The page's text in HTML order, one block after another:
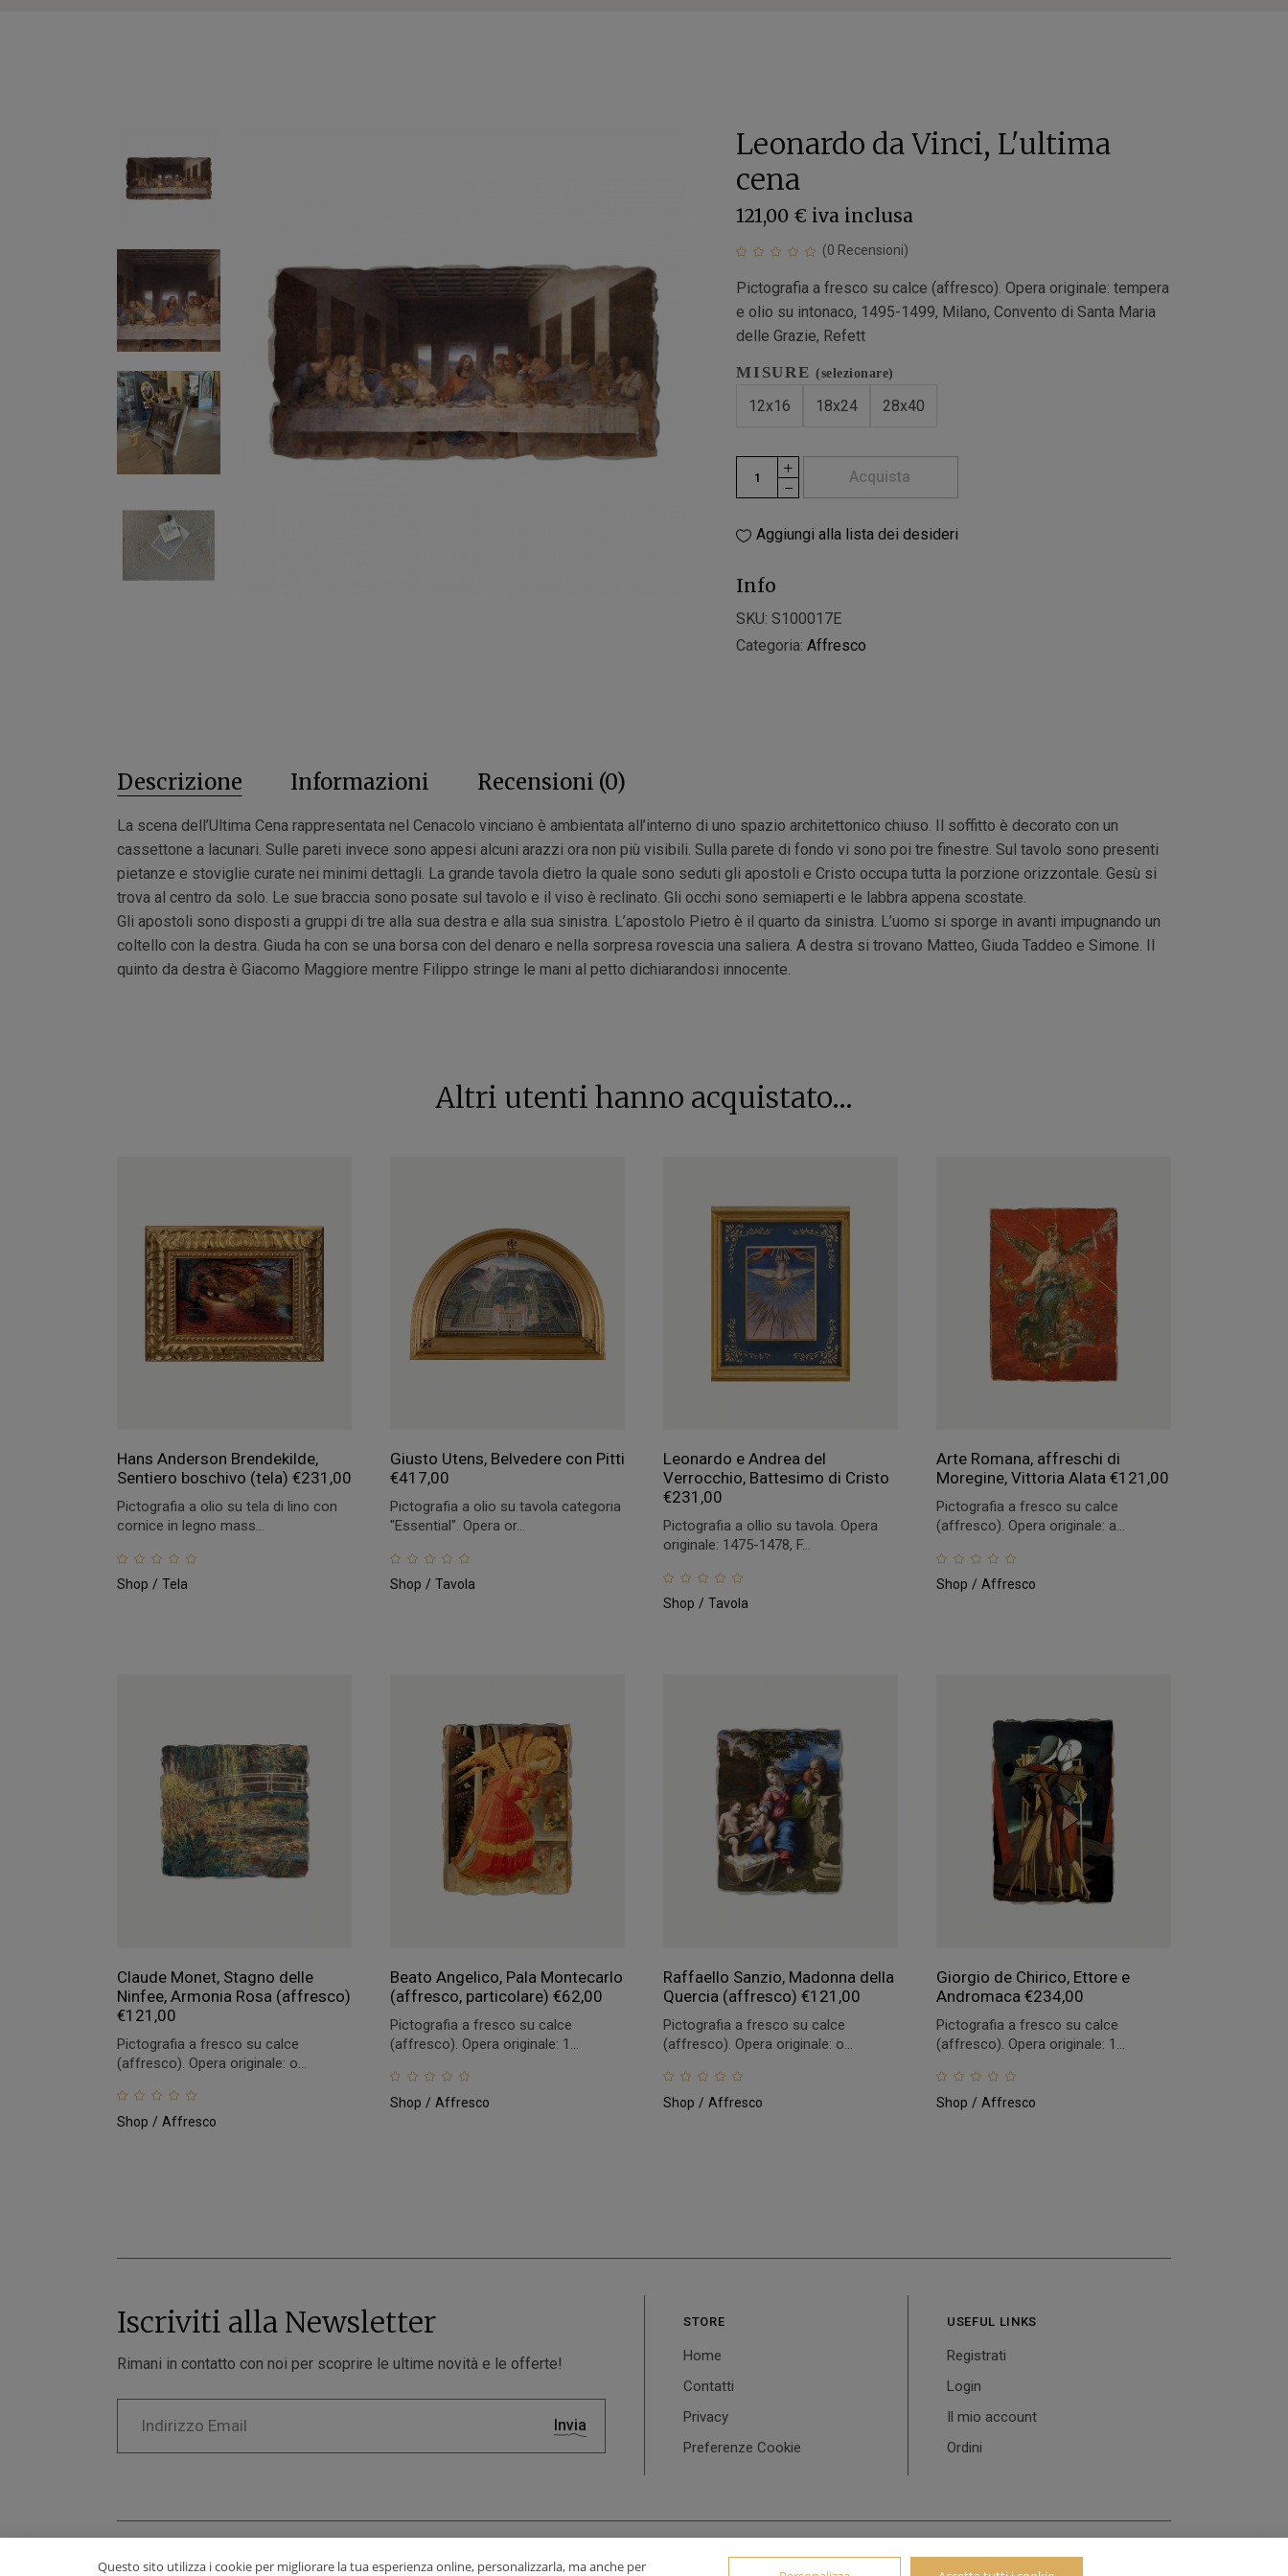
Leonardo da Vinci, L'ultima
cena
121,00 € iva inclusa
(0 Recensioni)
Pictografia a fresco su calce (affresco). Opera originale: tempera
e olio su intonaco, 1495-1499, Milano, Convento di Santa Maria
delle Grazie, Refett
MISURE(selezionare)
12x16 18x24 28x40
Acquista
Aggiungi alla lista dei desideri
Info
SKU:S100017E
Categoria:Affresco
Descrizione Informazioni Recensioni (0)
La scena dell’Ultima Cena rappresentata nel Cenacolo vinciano è ambientata all’interno di uno spazio architettonico chiuso. Il soffitto è decorato con un
cassettone a lacunari. Sulle pareti invece sono appesi alcuni arazzi ora non più visibili. Sulla parete di fondo vi sono poi tre finestre. Sul tavolo sono presenti
pietanze e stoviglie curate nei minimi dettagli. La grande tavola dietro la quale sono seduti gli apostoli e Cristo occupa tutta la porzione orizzontale. Gesù si
trova al centro da solo. Le sue braccia sono posate sul tavolo e il viso è reclinato. Gli occhi sono semiaperti e le labbra appena scostate.
Gli apostoli sono disposti a gruppi di tre alla sua destra e alla sua sinistra. L’apostolo Pietro è il quarto da sinistra. L’uomo si sporge in avanti impugnando un
coltello con la destra. Giuda ha con se una borsa con del denaro e nella sorpresa rovescia una saliera. A destra si trovano Matteo, Giuda Taddeo e Simone. Il
quinto da destra è Giacomo Maggiore mentre Filippo stringe le mani al petto dichiarandosi innocente.
Altri utenti hanno acquistato...
Hans Anderson Brendekilde,
Sentiero boschivo (tela) €231,00
Pictografia a olio su tela di lino con
cornice in legno mass...
Shop Tela
Giusto Utens, Belvedere con Pitti
€417,00
Pictografia a olio su tavola categoria
"Essential". Opera or...
Shop Tavola
Leonardo e Andrea del
Verrocchio, Battesimo di Cristo
€231,00
Pictografia a ollio su tavola. Opera
originale: 1475-1478, F...
Shop Tavola
Arte Romana, affreschi di
Moregine, Vittoria Alata €121,00
Pictografia a fresco su calce
(affresco). Opera originale: a...
Shop Affresco
Claude Monet, Stagno delle
Ninfee, Armonia Rosa (affresco)
€121,00
Pictografia a fresco su calce
(affresco). Opera originale: o...
Shop Affresco
Beato Angelico, Pala Montecarlo
(affresco, particolare) €62,00
Pictografia a fresco su calce
(affresco). Opera originale: 1...
Shop Affresco
Raffaello Sanzio, Madonna della
Quercia (affresco) €121,00
Pictografia a fresco su calce
(affresco). Opera originale: o...
Shop Affresco
Giorgio de Chirico, Ettore e
Andromaca €234,00
Pictografia a fresco su calce
(affresco). Opera originale: 1...
Shop Affresco
Iscriviti alla Newsletter
Rimani in contatto con noi per scoprire le ultime novità e le offerte!
Invia
STORE
Home
Contatti
Privacy
Preferenze Cookie
USEFUL LINKS
Registrati
Login
Il mio account
Ordini
Questo sito utilizza i cookie per migliorare la tua esperienza online, personalizzarla, ma anche per